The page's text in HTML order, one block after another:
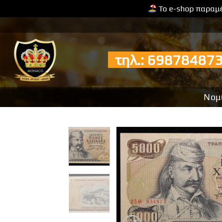
Το e-shop
στο
περιεχόμενο
τηλ.: